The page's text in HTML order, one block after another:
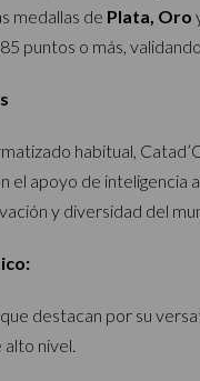
medallas de Plata, Oro
puntos o más,
habitual,
el apoyo de inteligencia
y diversidad del
destacan por su
alto nivel.